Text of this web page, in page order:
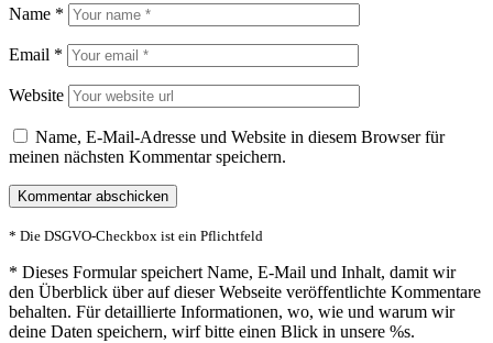
Name *
Email *
Website
Name, E-Mail-Adresse und Website in diesem Browser für
meinen nächsten Kommentar speichern.
* Die DSGVO-Checkbox ist ein Pflichtfeld
* Dieses Formular speichert Name, E-Mail und Inhalt, damit wir
den Überblick über auf dieser Webseite veröffentlichte Kommentare
behalten. Für detaillierte Informationen, wo, wie und warum wir
deine Daten speichern, wirf bitte einen Blick in unsere %s.